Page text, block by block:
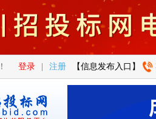
登录 注册 【信息发布入口】